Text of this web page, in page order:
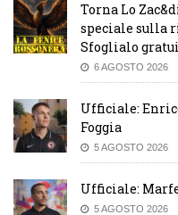
Torna Lo
speciale sulla
Sfoglialo
6 AGOSTO 2026
Ufficiale:
Foggia
5 AGOSTO 2026
Ufficiale:
5 AGOSTO 2026